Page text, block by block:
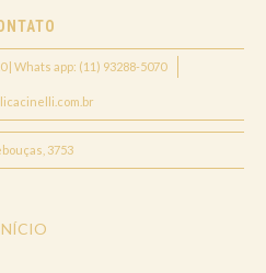
| Whats app: (11) 93288-5070
3753